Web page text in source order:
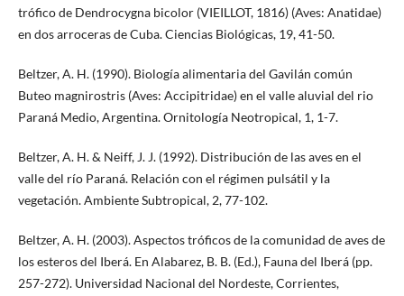
trófico de Dendrocygna bicolor (VIEILLOT, 1816) (Aves: Anatidae)
en dos arroceras de Cuba. Ciencias Biológicas, 19, 41-50.
Beltzer, A. H. (1990). Biología alimentaria del Gavilán común
Buteo magnirostris (Aves: Accipitridae) en el valle aluvial del rio
Paraná Medio, Argentina. Ornitología Neotropical, 1, 1-7.
Beltzer, A. H. & Neiff, J. J. (1992). Distribución de las aves en el
valle del río Paraná. Relación con el régimen pulsátil y la
vegetación. Ambiente Subtropical, 2, 77-102.
Beltzer, A. H. (2003). Aspectos tróficos de la comunidad de aves de
los esteros del Iberá. En Alabarez, B. B. (Ed.), Fauna del Iberá (pp.
257-272). Universidad Nacional del Nordeste, Corrientes,